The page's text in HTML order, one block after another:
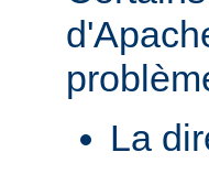
La